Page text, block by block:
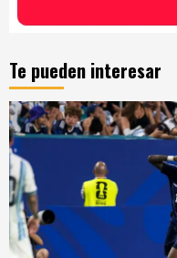
Te pueden interesar